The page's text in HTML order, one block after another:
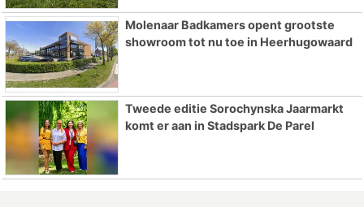
Molenaar Badkamers opent grootste
showroom tot nu toe in Heerhugowaard
Tweede editie Sorochynska Jaarmarkt
komt er aan in Stadspark De Parel